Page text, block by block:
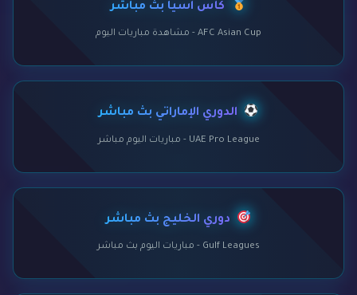
كأس آسيا بث مباشر
AFC Asian Cup - مشاهدة مباريات اليوم
الدوري الإماراتي بث مباشر
UAE Pro League - مباريات اليوم مباشر
دوري الخليج بث مباشر
Gulf Leagues - مباريات اليوم بث مباشر